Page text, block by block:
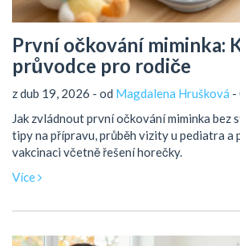
První očkování miminka:
průvodce pro rodiče
z dub 19, 2026 - od Magdalena Hrušková -
Jak zvládnout první očkování miminka bez
tipy na přípravu, průběh vizity u pediatra a
vakcinaci včetně řešení horečky.
Více